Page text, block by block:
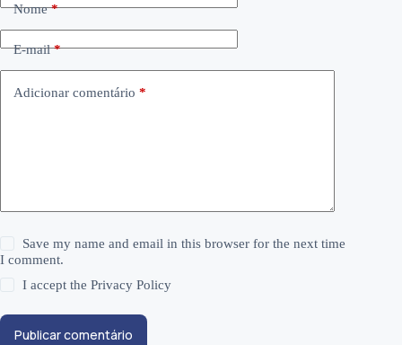
Nome*
E-mail*
Adicionar comentário *
Save my name and email in this browser for the next time
I comment.
I accept thePrivacy Policy
Publicar comentário